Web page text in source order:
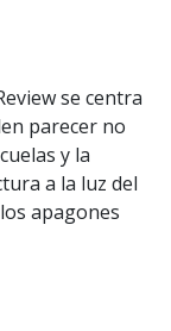
se centra
parecer no
y la
a la luz del
apagones